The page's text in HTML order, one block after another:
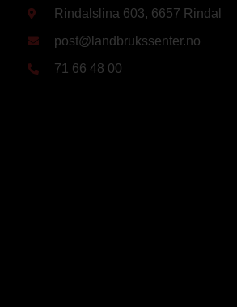
Rindalslina 603, 6657 Rindal
post@landbrukssenter.no
71 66 48 00